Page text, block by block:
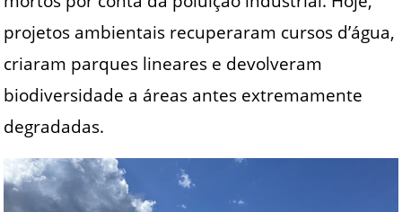
projetos ambientais recuperaram cursos d’água,
criaram parques lineares e devolveram
biodiversidade a áreas antes extremamente
degradadas.